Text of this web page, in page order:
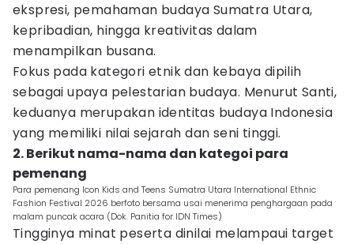
ekspresi, pemahaman budaya Sumatra Utara,
kepribadian, hingga kreativitas dalam
menampilkan busana.
Fokus pada kategori etnik dan kebaya dipilih
sebagai upaya pelestarian budaya. Menurut Santi,
keduanya merupakan identitas budaya Indonesia
yang memiliki nilai sejarah dan seni tinggi.
2. Berikut nama-nama dan kategoi para
pemenang
Para pemenang Icon Kids and Teens Sumatra Utara International Ethnic
Fashion Festival 2026 berfoto bersama usai menerima penghargaan pada
malam puncak acara (Dok. Panitia for IDN Times)
Tingginya minat peserta dinilai melampaui target